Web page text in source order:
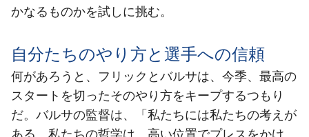
順位表
かなるものかを試しに挑む。
自分たちのやり方と選手への信頼
何があろうと、フリックとバルサは、今季、最高の
スタートを切ったそのやり方をキープするつもり
だ。バルサの監督は、「私たちには私たちの考えが
ある。私たちの哲学は、高い位置でプレスをかけ、